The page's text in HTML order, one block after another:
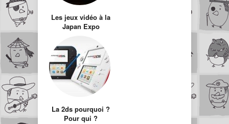
Les jeux vidéo à la
Japan Expo
La 2ds pourquoi ?
Pour qui ?